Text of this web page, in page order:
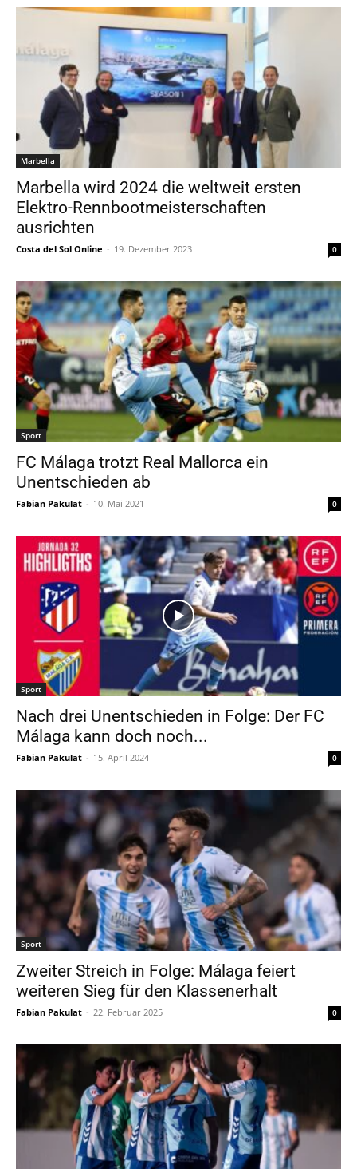
Marbella
Marbella wird 2024 die weltweit ersten
Elektro-Rennbootmeisterschaften
ausrichten
Costa del Sol Online - 19. Dezember 2023 0
Sport
FC Málaga trotzt Real Mallorca ein
Unentschieden ab
Fabian Pakulat - 10. Mai 2021 0
Sport
Nach drei Unentschieden in Folge: Der FC
Málaga kann doch noch...
Fabian Pakulat - 15. April 2024 0
Sport
Zweiter Streich in Folge: Málaga feiert
weiteren Sieg für den Klassenerhalt
Fabian Pakulat - 22. Februar 2025 0